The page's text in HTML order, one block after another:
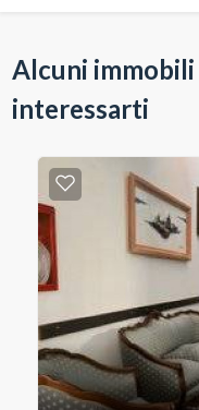
Alcuni
interessarti